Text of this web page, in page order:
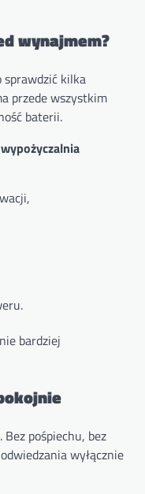
wynajmem?
kilka
przede wszystkim
baterii.
bardziej
pośpiechu, bez
wyłącznie